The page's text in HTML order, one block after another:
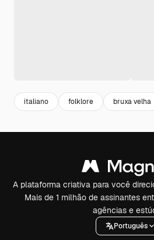
italiano folklore bruxa velha
A plataforma criativa para você
Mais de 1 milhão de assinantes
agências e
Português